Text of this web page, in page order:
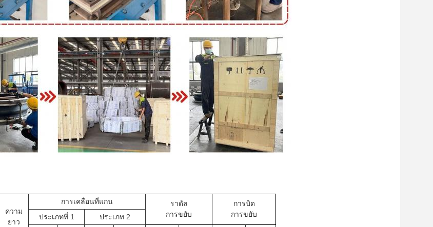
ความ
ยาว
การเคลื่อนที่แกน
ราดัล
การขยับ
การบิด
การขยับ
ประเภทที่ 1 ประเภท 2